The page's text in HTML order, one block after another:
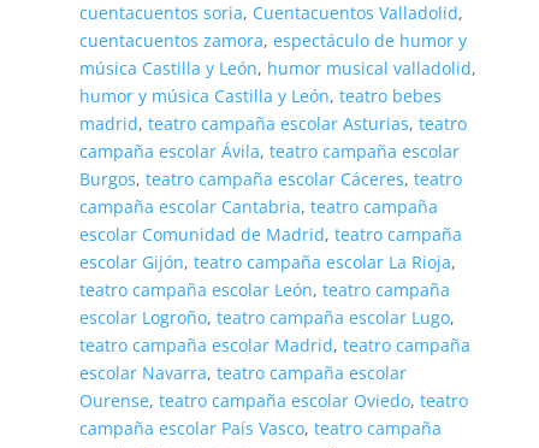
cuentacuentos soria, Cuentacuentos Valladolid,
cuentacuentos zamora, espectáculo de humor y
música Castilla y León, humor musical valladolid,
humor y música Castilla y León, teatro bebes
madrid, teatro campaña escolar Asturias, teatro
campaña escolar Ávila, teatro campaña escolar
Burgos, teatro campaña escolar Cáceres, teatro
campaña escolar Cantabria, teatro campaña
escolar Comunidad de Madrid, teatro campaña
escolar Gijón, teatro campaña escolar La Rioja,
teatro campaña escolar León, teatro campaña
escolar Logroño, teatro campaña escolar Lugo,
teatro campaña escolar Madrid, teatro campaña
escolar Navarra, teatro campaña escolar
Ourense, teatro campaña escolar Oviedo, teatro
campaña escolar País Vasco, teatro campaña